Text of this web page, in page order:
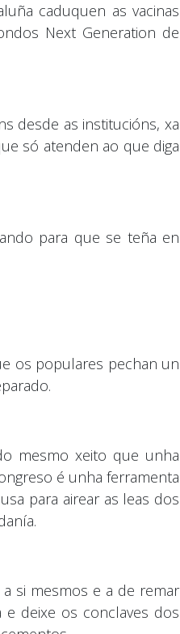
caduquen as vacinas
Next Generation de
desde as institucións, xa
só atenden ao que diga
para que se teña en
os populares pechan un
mesmo xeito que unha
é unha ferramenta
para airear as leas dos
si mesmos e a de remar
e deixe os conclaves dos